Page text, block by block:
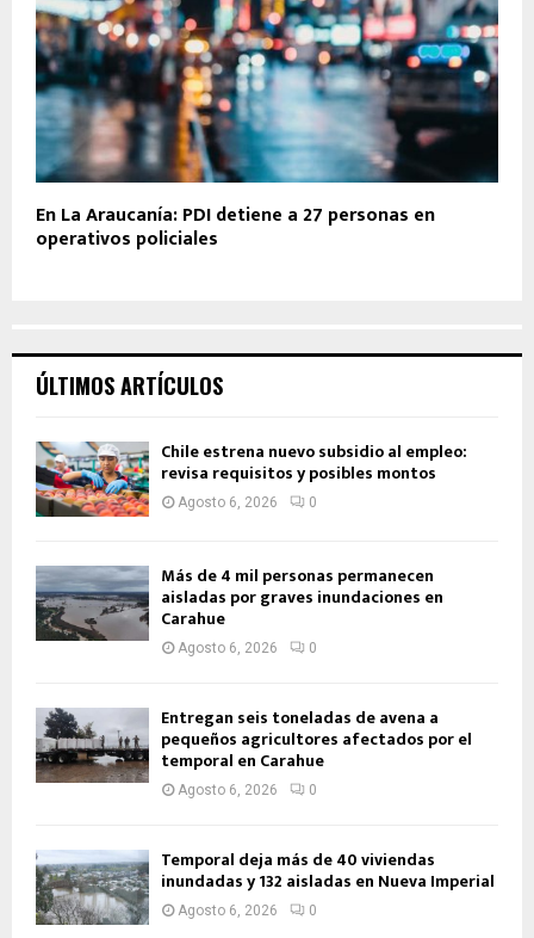
En La Araucanía: PDI detiene a 27 personas en
operativos policiales
ÚLTIMOS ARTÍCULOS
Chile estrena nuevo subsidio al empleo:
revisa requisitos y posibles montos
Agosto 6, 2026 0
Más de 4 mil personas permanecen
aisladas por graves inundaciones en
Carahue
Agosto 6, 2026 0
Entregan seis toneladas de avena a
pequeños agricultores afectados por el
temporal en Carahue
Agosto 6, 2026 0
Temporal deja más de 40 viviendas
inundadas y 132 aisladas en Nueva Imperial
Agosto 6, 2026 0